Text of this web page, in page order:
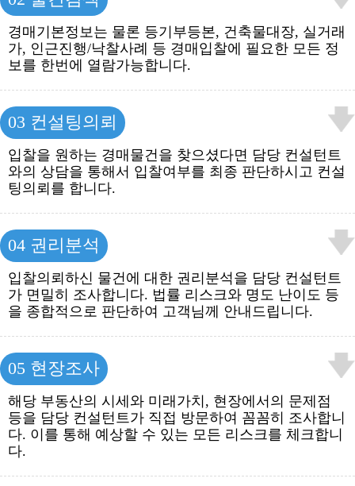
경매기본정보는 물론 등기부등본, 건축물대장, 실거래
가, 인근진행/낙찰사례 등 경매입찰에 필요한 모든 정
보를 한번에 열람가능합니다.
03 컨설팅의뢰
입찰을 원하는 경매물건을 찾으셨다면 담당 컨설턴트
와의 상담을 통해서 입찰여부를 최종 판단하시고 컨설
팅의뢰를 합니다.
04 권리분석
입찰의뢰하신 물건에 대한 권리분석을 담당 컨설턴트
가 면밀히 조사합니다. 법률 리스크와 명도 난이도 등
을 종합적으로 판단하여 고객님께 안내드립니다.
05 현장조사
해당 부동산의 시세와 미래가치, 현장에서의 문제점
등을 담당 컨설턴트가 직접 방문하여 꼼꼼히 조사합니
다. 이를 통해 예상할 수 있는 모든 리스크를 체크합니
다.